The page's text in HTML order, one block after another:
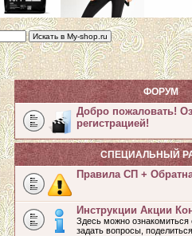
ФОРУМ
Добро пожаловать!
регистрацией!
СПЕЦИАЛЬНЫЙ
Правила СП +
Инструкции Акции
Здесь можно
задать вопросы,